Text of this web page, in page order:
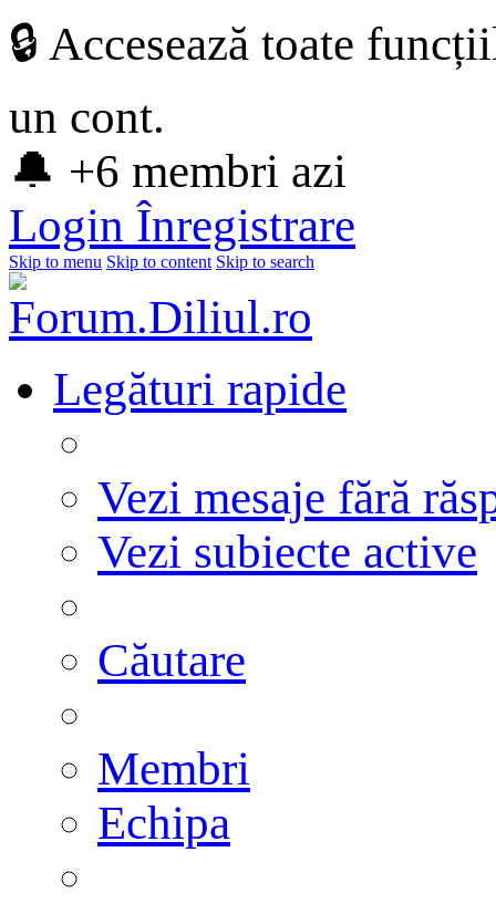
🔒 Accesează toate
un cont.
🔔 +6 membri azi
Login Înregistrare
Skip to menu Skip to content Skip to search
Legături rapide
Vezi mesaje fără
Vezi subiecte active
Căutare
Membri
Echipa